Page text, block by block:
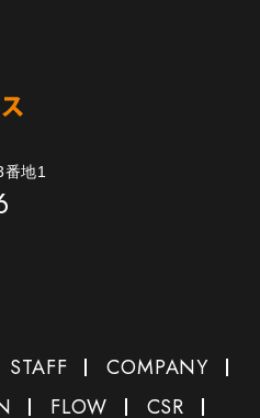
地1
STAFF
COMPANY
FLOW CSR